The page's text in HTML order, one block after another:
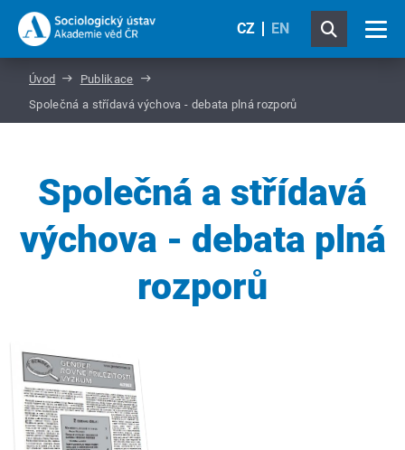
CZ EN
Úvod
Publikace
Společná a střídavá výchova - debata plná rozporů
Společná a střídavá
výchova - debata plná
rozporů